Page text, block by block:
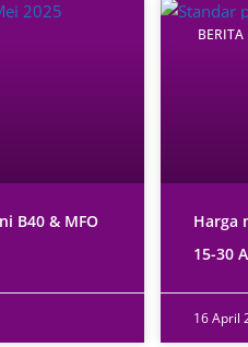
B40 & MFO
BERITA
Harga
15-30
16 April